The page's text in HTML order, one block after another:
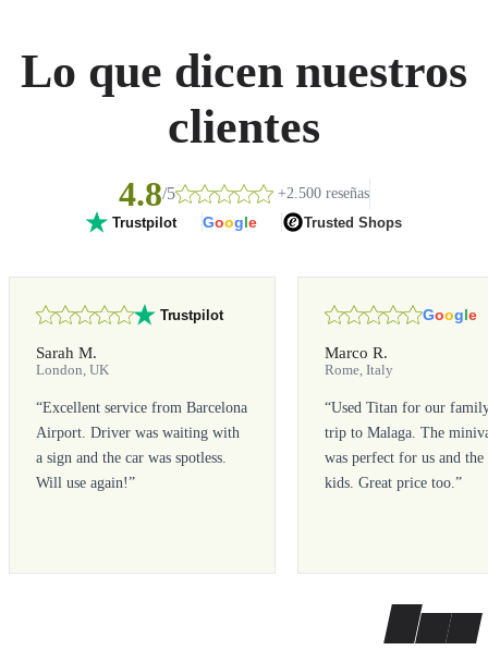
Lo que dicen nuestros
clientes
4.8/5 +2.500 reseñas
Trustpilot Google Trusted Shops
Trustpilot
Sarah M.
London, UK
“Excellent service from Barcelona
Airport. Driver was waiting with
a sign and the car was spotless.
Will use again!”
Google
Marco R.
Rome, Italy
“Used Titan for our
trip to Malaga. The
was perfect for us and the
kids. Great price too.”